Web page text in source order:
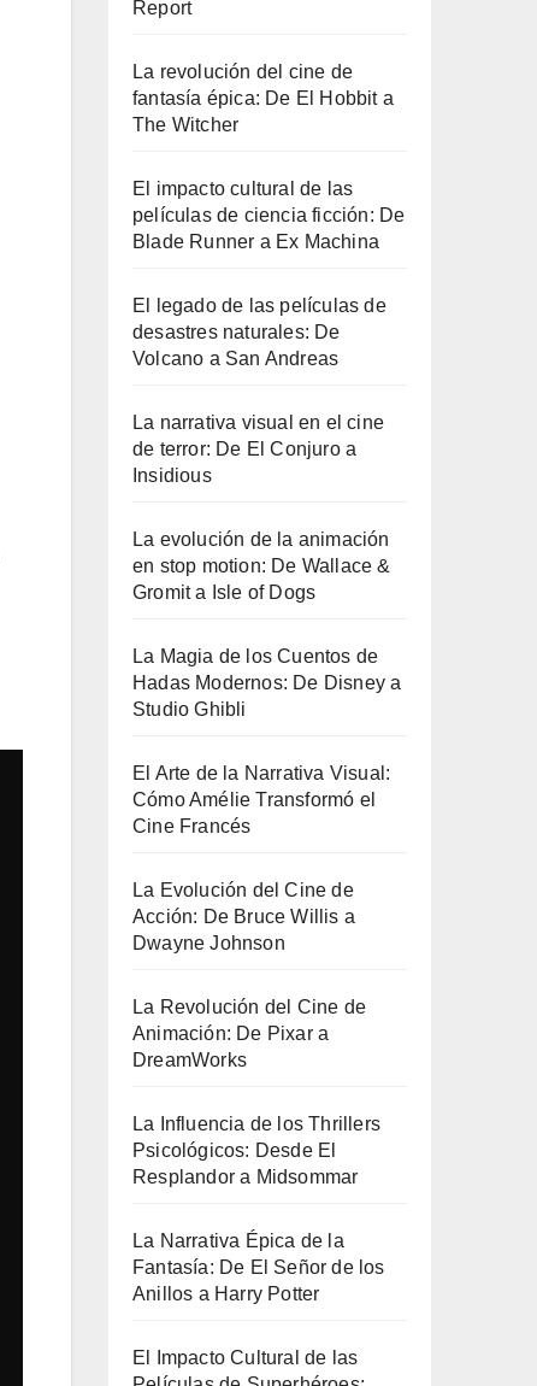
Report
La revolución del cine de
fantasía épica: De El Hobbit a
The Witcher
El impacto cultural de las
películas de ciencia ficción: De
Blade Runner a Ex Machina
El legado de las películas de
desastres naturales: De
Volcano a San Andreas
La narrativa visual en el cine
de terror: De El Conjuro a
Insidious
La evolución de la animación
en stop motion: De Wallace &
Gromit a Isle of Dogs
La Magia de los Cuentos de
Hadas Modernos: De Disney a
Studio Ghibli
El Arte de la Narrativa Visual:
Cómo Amélie Transformó el
Cine Francés
La Evolución del Cine de
Acción: De Bruce Willis a
Dwayne Johnson
La Revolución del Cine de
Animación: De Pixar a
DreamWorks
La Influencia de los Thrillers
Psicológicos: Desde El
Resplandor a Midsommar
La Narrativa Épica de la
Fantasía: De El Señor de los
Anillos a Harry Potter
El Impacto Cultural de las